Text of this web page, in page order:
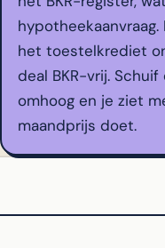
het toestelkrediet
deal BKR-vrij.
omhoog en je ziet
maandprijs doet.